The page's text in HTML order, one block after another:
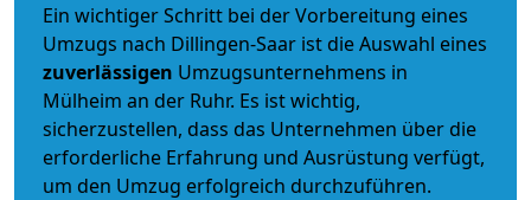
Ein wichtiger Schritt bei der Vorbereitung eines
Umzugs nach Dillingen-Saar ist die Auswahl eines
zuverlässigen Umzugsunternehmens in
Mülheim an der Ruhr. Es ist wichtig,
sicherzustellen, dass das Unternehmen über die
erforderliche Erfahrung und Ausrüstung verfügt,
um den Umzug erfolgreich durchzuführen.